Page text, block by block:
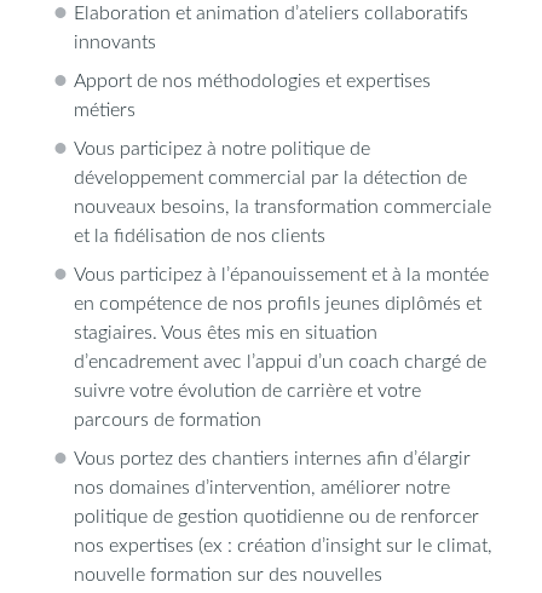
Elaboration et animation d’ateliers collaboratifs
innovants
Apport de nos méthodologies et expertises
métiers
Vous participez à notre politique de
développement commercial par la détection de
nouveaux besoins, la transformation commerciale
et la fidélisation de nos clients
Vous participez à l’épanouissement et à la montée
en compétence de nos profils jeunes diplômés et
stagiaires. Vous êtes mis en situation
d’encadrement avec l’appui d’un coach chargé de
suivre votre évolution de carrière et votre
parcours de formation
Vous portez des chantiers internes afin d’élargir
nos domaines d’intervention, améliorer notre
politique de gestion quotidienne ou de renforcer
nos expertises (ex : création d’insight sur le climat,
nouvelle formation sur des nouvelles